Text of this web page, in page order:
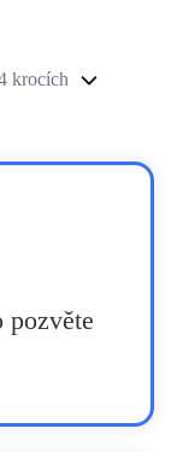
krocích
pozvěte